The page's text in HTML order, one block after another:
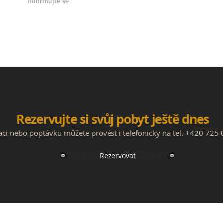
Rezervujte si svůj pobyt ještě dnes
nebo poptávku můžete provést i telefonicky na tel. +420 725
Rezervovat